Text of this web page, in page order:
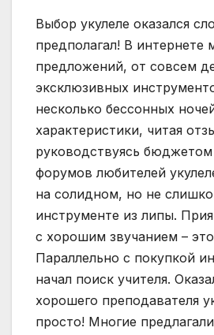
Выбор укулеле оказался
предполагал! В интернете
предложений, от совсем
эксклюзивных
несколько бессонных
характеристики, читая
руководствуясь
форумов любителей
на солидном, но не
инструменте из липы.
с хорошим звучанием –
Параллельно с покупкой
начал поиск учителя.
хорошего преподавателя
просто! Многие